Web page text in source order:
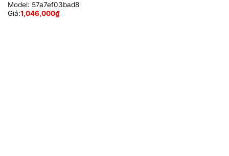
Model: 57a7ef03bad8
Giá:1,046,000₫